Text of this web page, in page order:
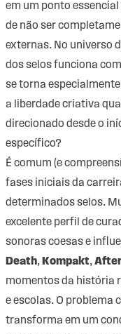
em um ponto
de não ser
externas. No universo
dos selos funciona
se torna
a liberdade criativa
direcionado desde o
específico?
É comum (e
fases iniciais da
determinados selos.
excelente perfil de
sonoras coesas e
Death, Kompakt,
momentos da história
e escolas. O problema
transforma em um